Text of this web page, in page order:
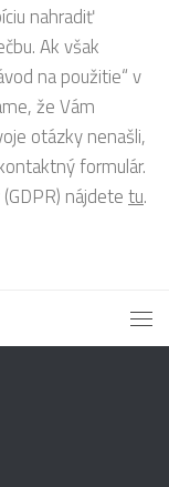
nahradiť
Ak však
na použitie“ v
že Vám
otázky nenašli,
formulár.
nájdetetu.